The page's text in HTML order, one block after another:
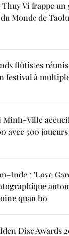
Vi frappe un
Monde de
flûtistes
festival à
Minh-Ville
avec 500
: "Love
quan ho
Disc Awards